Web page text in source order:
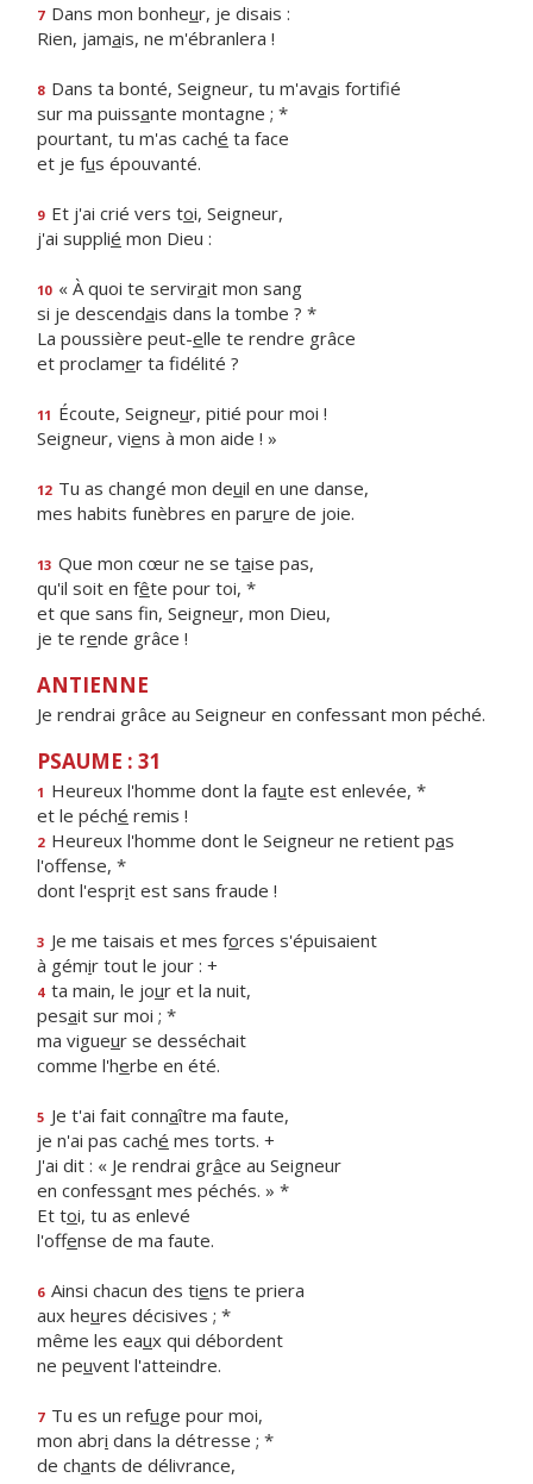
7 Dans mon bonheur, je disais :
Rien, jamais, ne m'ébranlera !
8 Dans ta bonté, Seigneur, tu m'avais fortifié
sur ma puissante montagne ; *
pourtant, tu m'as caché ta face
et je fus épouvanté.
9 Et j'ai crié vers toi, Seigneur,
j'ai supplié mon Dieu :
10 « À quoi te servirait mon sang
si je descendais dans la tombe ? *
La poussière peut-elle te rendre grâce
et proclamer ta fidélité ?
11 Écoute, Seigneur, pitié pour moi !
Seigneur, viens à mon aide ! »
12 Tu as changé mon deuil en une danse,
mes habits funèbres en parure de joie.
13 Que mon cœur ne se taise pas,
qu'il soit en fête pour toi, *
et que sans fin, Seigneur, mon Dieu,
je te rende grâce !
ANTIENNE
Je rendrai grâce au Seigneur en confessant mon péché.
PSAUME : 31
1 Heureux l'homme dont la faute est enlevée, *
et le péché remis !
2 Heureux l'homme dont le Seigneur ne retient pas
l'offense, *
dont l'esprit est sans fraude !
3 Je me taisais et mes forces s'épuisaient
à gémir tout le jour : +
4 ta main, le jour et la nuit,
pesait sur moi ; *
ma vigueur se desséchait
comme l'herbe en été.
5 Je t'ai fait connaître ma faute,
je n'ai pas caché mes torts. +
J'ai dit : « Je rendrai grâce au Seigneur
en confessant mes péchés. » *
Et toi, tu as enlevé
l'offense de ma faute.
6 Ainsi chacun des tiens te priera
aux heures décisives ; *
même les eaux qui débordent
ne peuvent l'atteindre.
7 Tu es un refuge pour moi,
mon abri dans la détresse ; *
de chants de délivrance,